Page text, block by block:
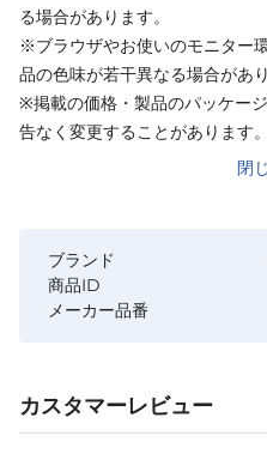
る場合があります。
※ブラウザやお使いのモニター
品の色味が若干異なる場合があり
※掲載の価格・製品のパッケー
告なく変更することがあります
閉
ブランド
商品ID
メーカー品番
カスタマーレビュー